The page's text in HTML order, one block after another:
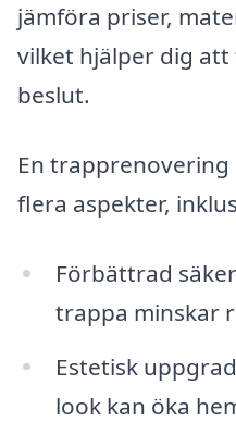
jämföra priser,
vilket hjälper dig
beslut.
En trapprenovering
flera aspekter,
Förbättrad
trappa minskar
Estetisk
look kan öka